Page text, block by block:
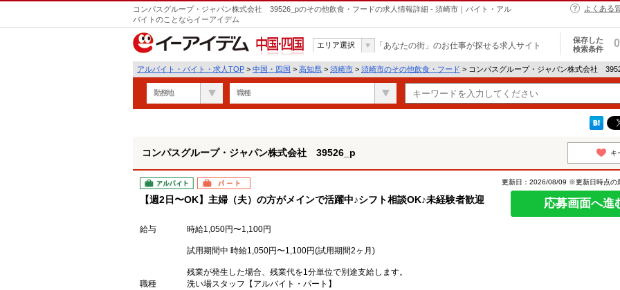
コンパスグループ・ジャパン株式会社 39526_pのその他飲食・フードの求人情報詳細 - 須崎市｜バイト・アル
バイトのことならイーアイデム
よくある
中国・四国
エリア選択 「あなたの街」のお仕事が探せる求人サイト
保存した
検索条件
0
アルバイト・バイト・求人TOP > 中国・四国 > 高知県 > 須崎市 > 須崎市のその他飲食・フード > コンパスグループ・ジャパン株式会社
勤務地 職種
コンパスグループ・ジャパン株式会社 39526_p キ
アルバイト パート
【週2日〜OK】主婦（夫）の方がメインで活躍中♪シフト相談OK♪未経験者歓迎
更新日：2026/08/09 ※更新日時点の
応募画面へ進
給与 時給1,050円〜1,100円
試用期間中 時給1,050円〜1,100円(試用期間2ヶ月)
残業が発生した場合、残業代を1分単位で別途支給します。
職種
洗い場スタッフ【アルバイト・パート】